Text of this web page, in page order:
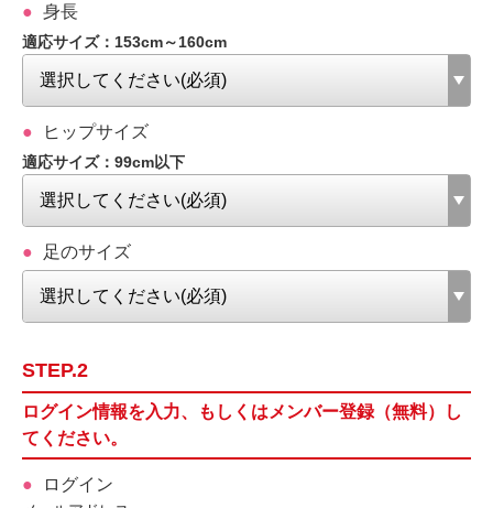
身長
適応サイズ：153cm～160cm
ヒップサイズ
適応サイズ：99cm以下
足のサイズ
STEP.2
ログイン情報を入力、もしくはメンバー登録（無料）し
てください。
ログイン